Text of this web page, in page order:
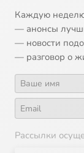
Каждую
— анонсы
— новости
— разговор о
Рассылки